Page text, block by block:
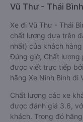
Vũ Thư - Thái Bình
Xe đi Vũ Thư - Thái
chất lượng dựa trên
nhất) của khách
Đúng giờ, Chất lượng
được viết trực tiếp
hãng Xe Ninh Bình đi
Chất lượng các xe
được đánh giá 3.6,
khách. Trong đó